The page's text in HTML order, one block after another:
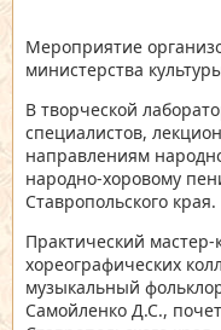
Мероприятие
министерства
В творческой
специалистов,
направлениям
народно-хоровому
Ставропольского края.
Практический мастер-
хореографических
музыкальный
Самойленко Д.С.,